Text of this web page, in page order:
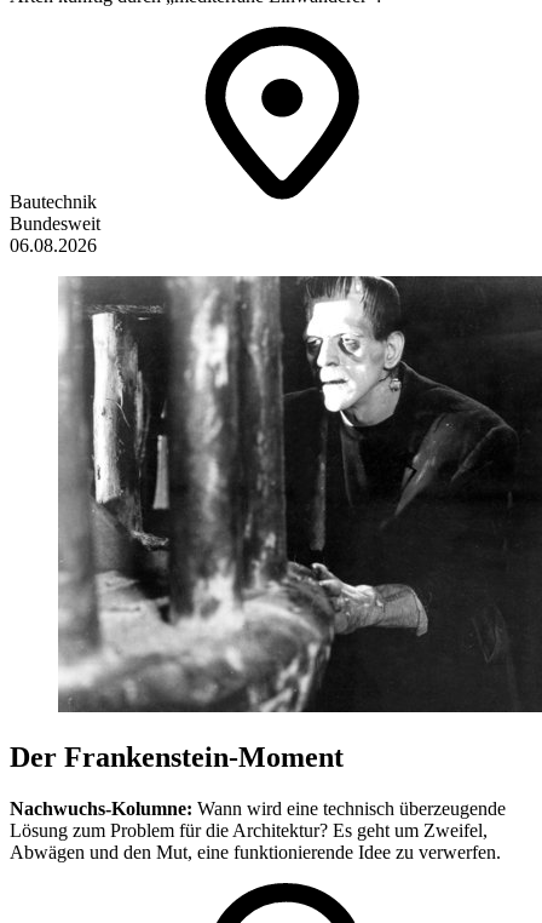
Bautechnik
Bundesweit
06.08.2026
Der Frankenstein-Moment
Nachwuchs-Kolumne: Wann wird eine technisch überzeugende
Lösung zum Problem für die Architektur? Es geht um Zweifel,
Abwägen und den Mut, eine funktionierende Idee zu verwerfen.